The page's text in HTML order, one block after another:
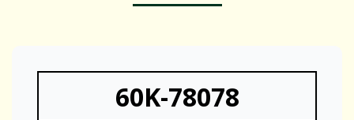
60K-78078